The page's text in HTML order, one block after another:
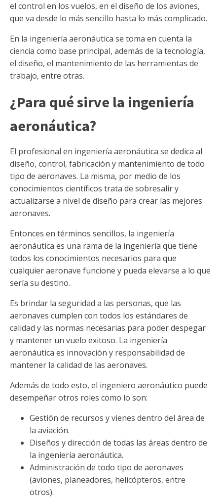
el control en los vuelos, en el diseño de los aviones,
que va desde lo más sencillo hasta lo más complicado.
En la ingeniería aeronáutica se toma en cuenta la
ciencia como base principal, además de la tecnología,
el diseño, el mantenimiento de las herramientas de
trabajo, entre otras.
¿Para qué sirve la ingeniería
aeronáutica?
El profesional en ingeniería aeronáutica se dedica al
diseño, control, fabricación y mantenimiento de todo
tipo de aeronaves. La misma, por medio de los
conocimientos científicos trata de sobresalir y
actualizarse a nivel de diseño para crear las mejores
aeronaves.
Entonces en términos sencillos, la ingeniería
aeronáutica es una rama de la ingeniería que tiene
todos los conocimientos necesarios para que
cualquier aeronave funcione y pueda elevarse a lo que
sería su destino.
Es brindar la seguridad a las personas, que las
aeronaves cumplen con todos los estándares de
calidad y las normas necesarias para poder despegar
y mantener un vuelo exitoso. La ingeniería
aeronáutica es innovación y responsabilidad de
mantener la calidad de las aeronaves.
Además de todo esto, el ingeniero aeronáutico puede
desempeñar otros roles como lo son:
Gestión de recursos y vienes dentro del área de
la aviación.
Diseños y dirección de todas las áreas dentro de
la ingeniería aeronáutica.
Administración de todo tipo de aeronaves
(aviones, planeadores, helicópteros, entre
otros).